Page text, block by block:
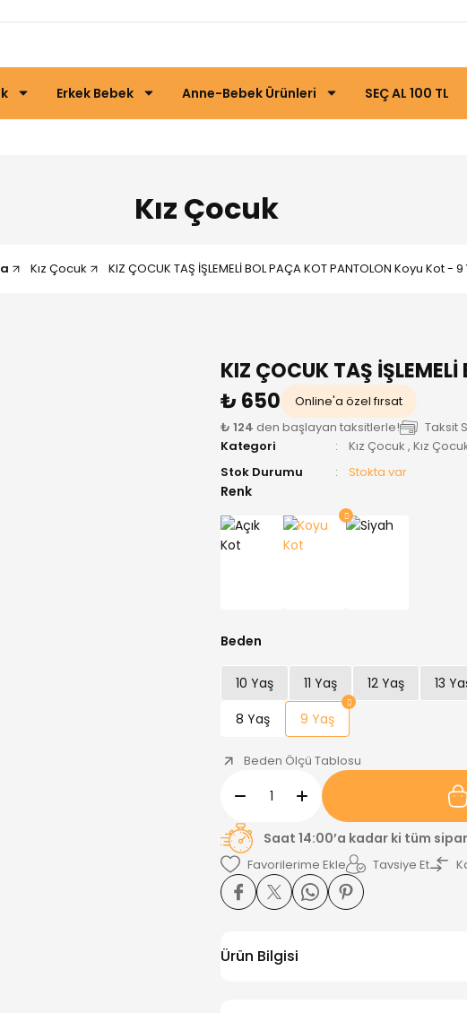
Erkek Bebek Anne-Bebek Ürünleri SEÇ AL 100 TL
Kız Çocuk
Kız Çocuk KIZ ÇOCUK TAŞ İŞLEMELİ BOL PAÇA KOT PANTOLON Koyu Kot - 9
KIZ ÇOCUK TAŞ
₺ 650
Online'a özel fırsat
₺ 124 den başlayan taksitlerle!
Taksit
Kategori
Kız Çocuk , Kız
Stok Durumu
Stokta var
Renk
Beden
10 Yaş 11 Yaş 12 Yaş 13
8 Yaş
9 Yaş
Beden Ölçü Tablosu
Saat 14:00’a kadar ki tüm
Tavsiye Et
Ürün Bilgisi